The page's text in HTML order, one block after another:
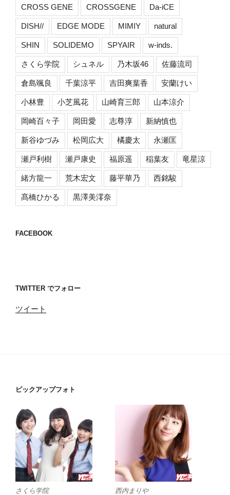
CROSS GENE CROSSGENE Da-iCE
DISH// EDGE MODE MIMIY natural
SHIN SOLIDEMO SPYAIR w-inds.
さくら学院 シュネル 乃木坂46 佐藤流司
倉島颯良 千葉涼平 吉田爽葉香 安蘭けい
小林豊 小芝風花 山崎育三郎 山本涼介
岡崎百々子 岡田愛 志尊淳 新納慎也
新谷ゆづみ 松岡広大 橘慶太 永瀬匡
瀬戸利樹 瀬戸康史 福原遥 稲葉友 竜星涼
緒方龍一 荒木宏文 藤平華乃 西銘駿
髙橋ひかる 黒澤美澪奈
FACEBOOK
TWITTER でフォロー
ツイート
ピックアップフォト
さくら学院 西内まりや